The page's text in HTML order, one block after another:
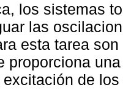
los sistemas
las
esta tarea
proporciona
de